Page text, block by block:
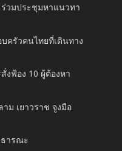
วมประชุมหาแนวทา
ครัวคนไทยที่เดินทาง
งฟ้อง 10 ผู้ต้องหา
ม เยาวราช จูงมือ
ารณะ